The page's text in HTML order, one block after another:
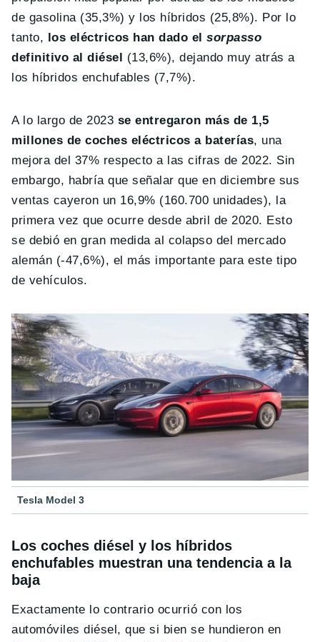
de gasolina (35,3%) y los híbridos (25,8%). Por lo
tanto,
los eléctricos han dado elsorpasso
definitivo al diésel
(13,6%), dejando muy atrás a
los híbridos enchufables (7,7%).
A lo largo de 2023 se entregaron más de 1,5
millones de coches eléctricos a baterías, una
mejora del 37% respecto a las cifras de 2022. Sin
embargo, habría que señalar que en diciembre sus
ventas cayeron un 16,9% (160.700 unidades), la
primera vez que ocurre desde abril de 2020. Esto
se debió en gran medida al colapso del mercado
alemán (-47,6%), el más importante para este tipo
de vehículos.
Tesla Model 3
Los coches diésel y los híbridos
enchufables muestran una tendencia a la
baja
Exactamente lo contrario ocurrió con los
automóviles diésel, que si bien se hundieron en